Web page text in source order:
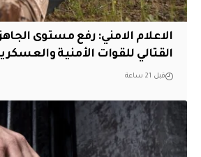
الاعلام الامني: رفع مستوى
القتالي للقوات الأمنية
قبل 21 ساعة